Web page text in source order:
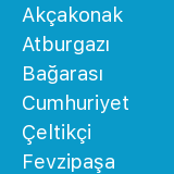
Akçakonak
Atburgazı
Bağarası
Cumhuriyet
Çeltikçi
Fevzipaşa